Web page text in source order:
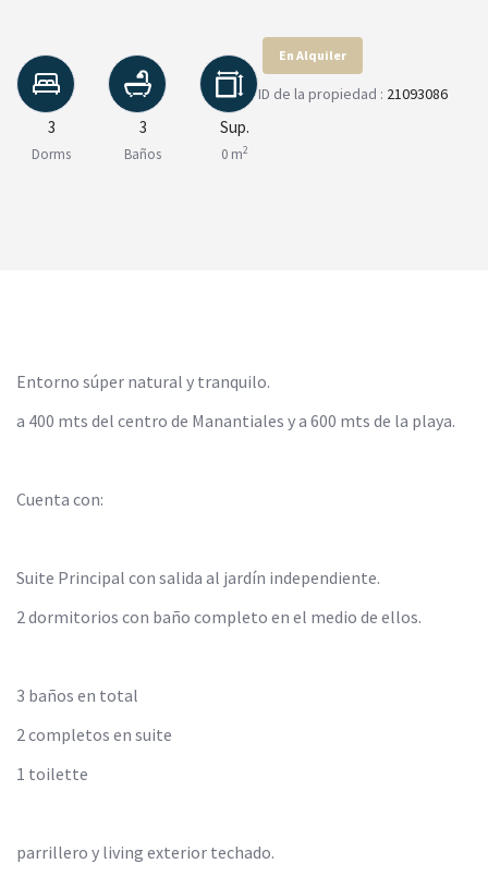
3
Dorms
3
Baños
Sup.
0 m2
En Alquiler
ID de la propiedad : 21093086
Entorno súper natural y tranquilo.
a 400 mts del centro de Manantiales y a 600 mts de la playa.
Cuenta con:
Suite Principal con salida al jardín independiente.
2 dormitorios con baño completo en el medio de ellos.
3 baños en total
2 completos en suite
1 toilette
parrillero y living exterior techado.